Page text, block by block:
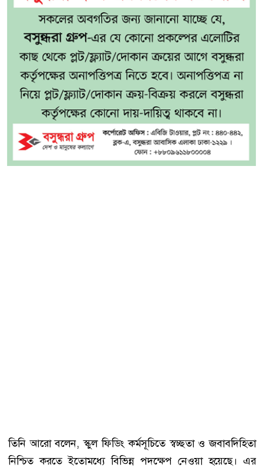
তিনি আরো বলেন, স্কুল ফিডিং কর্মসূচিতে স্বচ্ছতা ও জবাবদিহিতা
নিশ্চিত করতে ইতোমধ্যে বিভিন্ন পদক্ষেপ নেওয়া হয়েছে। এর